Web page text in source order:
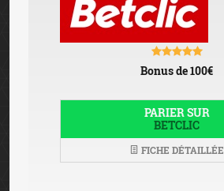
Bonus de 100€
PARIER SUR
BETCLIC
FICHE DÉTAILLÉE